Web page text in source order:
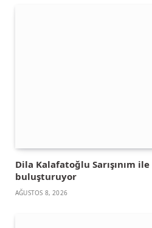
Dila Kalafatoğlu Sarışınım
buluşturuyor
AĞUSTOS 8, 2026